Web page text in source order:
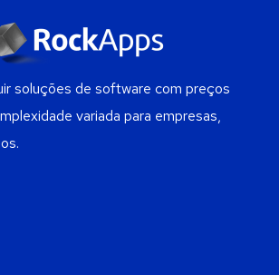
soluções de software com preços
variada para empresas,